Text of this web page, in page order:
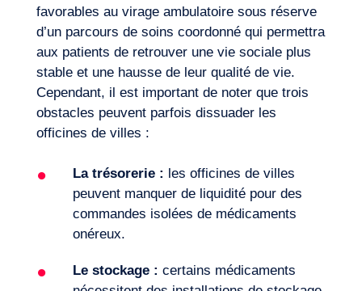
favorables au virage ambulatoire sous réserve
d’un parcours de soins coordonné qui permettra
aux patients de retrouver une vie sociale plus
stable et une hausse de leur qualité de vie.
Cependant, il est important de noter que trois
obstacles peuvent parfois dissuader les
officines de villes :
La trésorerie : les officines de villes
peuvent manquer de liquidité pour des
commandes isolées de médicaments
onéreux.
Le stockage : certains médicaments